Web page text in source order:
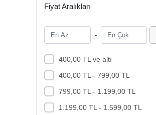
Fiyat Aralıkları
-
400,00 TL ve altı
400,00 TL - 799,00 TL
799,00 TL - 1.199,00 TL
1.199,00 TL - 1.599,00 TL